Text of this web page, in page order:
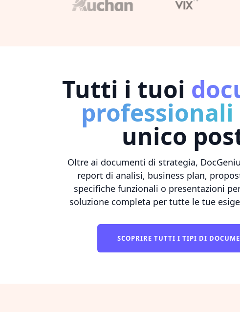
Tutti i tuoi
professionali
unico
Oltre ai documenti di strategia,
report di analisi, business plan,
specifiche funzionali o presentazioni
soluzione completa per tutte le tue
SCOPRIRE TUTTI I TIPI DI